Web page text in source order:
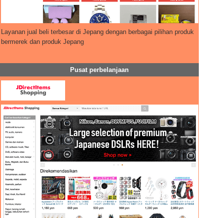
Layanan jual beli terbesar di Jepang dengan berbagai pilihan produk
bermerek dan produk Jepang
Pusat perbelanjaan